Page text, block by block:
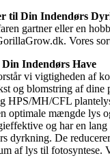
til Din Indendørs
gartner eller en
Vores
Indendørs Have
vi vigtigheden af
og blomstring af dine
HPS/MH/CFL
optimale mængde lys
og har en
dyrkning. De
af lys til fotosyntese.